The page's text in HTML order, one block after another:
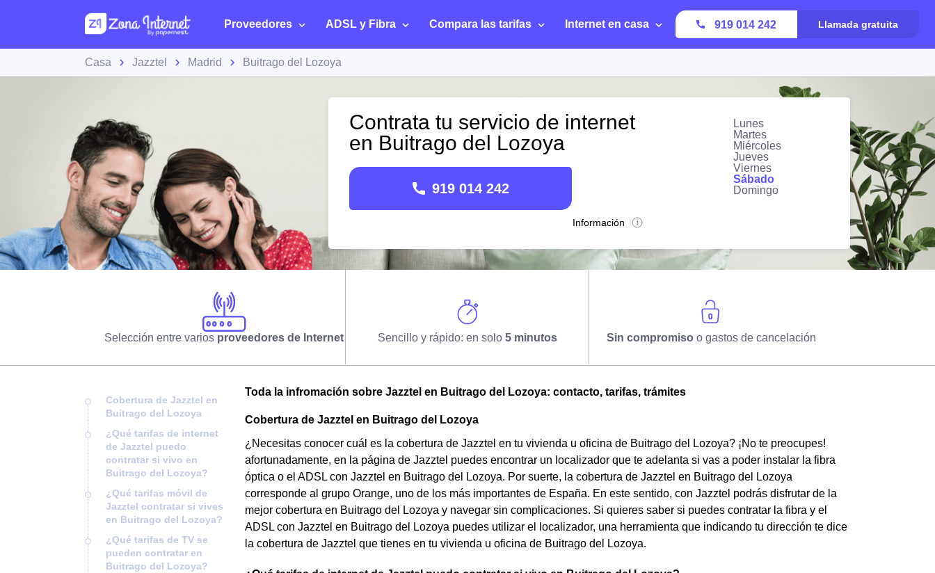
Proveedores ADSL y Fibra Compara las tarifas Internet en casa 919 014 242 Llamada gratuita
Casa Jazztel Madrid Buitrago del Lozoya
Contrata tu servicio de internet
en Buitrago del Lozoya
919 014 242
Información
Lunes
Martes
Miércoles
Jueves
Viernes
Sábado
Domingo
Selección entre varios proveedores de Internet Sencillo y rápido: en solo 5 minutos Sin compromiso o gastos de cancelación
Cobertura de Jazztel en
Buitrago del Lozoya
¿Qué tarifas de internet
de Jazztel puedo
contratar si vivo en
Buitrago del Lozoya?
¿Qué tarifas móvil de
Jazztel contratar si vives
en Buitrago del Lozoya?
¿Qué tarifas de TV se
pueden contratar en
Buitrago del Lozoya?
Toda la infromación sobre Jazztel en Buitrago del Lozoya: contacto, tarifas, trámites
Cobertura de Jazztel en Buitrago del Lozoya
¿Necesitas conocer cuál es la cobertura de Jazztel en tu vivienda u oficina de Buitrago del Lozoya? ¡No te preocupes!
afortunadamente, en la página de Jazztel puedes encontrar un localizador que te adelanta si vas a poder instalar la fibra
óptica o el ADSL con Jazztel en Buitrago del Lozoya. Por suerte, la cobertura de Jazztel en Buitrago del Lozoya
corresponde al grupo Orange, uno de los más importantes de España. En este sentido, con Jazztel podrás disfrutar de la
mejor cobertura en Buitrago del Lozoya y navegar sin complicaciones. Si quieres saber si puedes contratar la fibra y el
ADSL con Jazztel en Buitrago del Lozoya puedes utilizar el localizador, una herramienta que indicando tu dirección te dice
la cobertura de Jazztel que tienes en tu vivienda u oficina de Buitrago del Lozoya.